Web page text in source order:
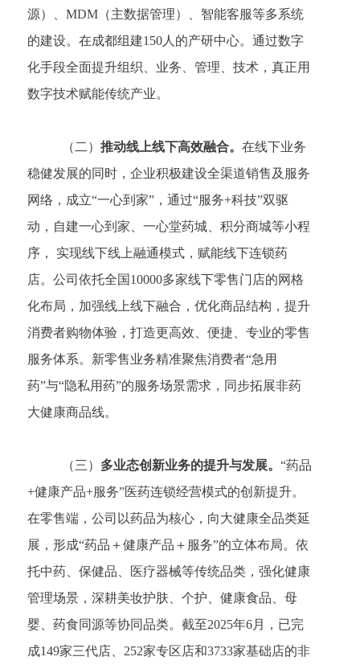
源）、MDM（主数据管理）、智能客服等多系统
的建设。在成都组建150人的产研中心。通过数字
化手段全面提升组织、业务、管理、技术，真正用
数字技术赋能传统产业。
（二） 推动线上线下高效融合。 在线下业务
稳健发展的同时，企业积极建设全渠道销售及服务
网络，成立“一心到家”，通过“服务+科技”双驱
动，自建一心到家、一心堂药城、积分商城等小程
序，
实现线下线上融通模式，赋能线下连锁药
店。公司依托全国 10000多家线下零售门店的网格
化布局，加强线上线下融合，优化商品结构，提升
消费者购物体验，打造更高效、便捷、专业的零售
服务体系。新零售业务精准聚焦消费者“急用
药”与“隐私用药”的服务场景需求，同步拓展非药
大健康商品线。
（三） 多业态创新业务的提升与发展。 “药品
+健康产品+服务”医药连锁经营模式的创新提升。
在零售端，公司以药品为核心，向大健康全品类延
展，形成“药品＋健康产品＋服务”的立体布局。依
托中药、保健品、医疗器械等传统品类，强化健康
管理场景，深耕美妆护肤、个护、健康食品、母
婴、药食同源等协同品类。截至2025年6月，已完
成149家三代店、252家专区店和3733家基础店的非